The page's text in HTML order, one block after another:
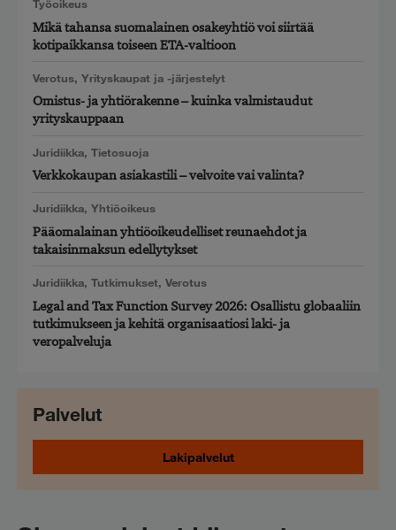
Työoikeus
Mikä tahansa suomalainen osakeyhtiö voi siirtää
kotipaikkansa toiseen ETA-valtioon
Verotus, Yrityskaupat ja -järjestelyt
Omistus- ja yhtiörakenne – kuinka valmistaudut
yrityskauppaan
Juridiikka, Tietosuoja
Verkkokaupan asiakastili – velvoite vai valinta?
Juridiikka, Yhtiöoikeus
Pääomalainan yhtiöoikeudelliset reunaehdot ja
takaisinmaksun edellytykset
Juridiikka, Tutkimukset, Verotus
Legal and Tax Function Survey 2026: Osallistu globaaliin
tutkimukseen ja kehitä organisaatiosi laki- ja
veropalveluja
Palvelut
Lakipalvelut